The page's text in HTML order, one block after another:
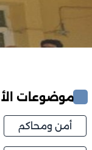
موضوعات
أمن ومحاكم